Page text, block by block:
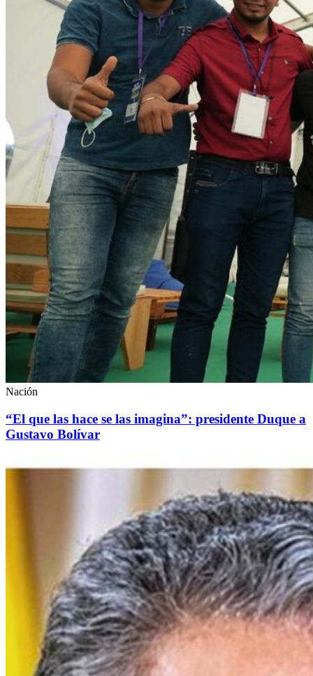
Nación
“El que las hace se las imagina”: presidente Duque a
Gustavo Bolívar